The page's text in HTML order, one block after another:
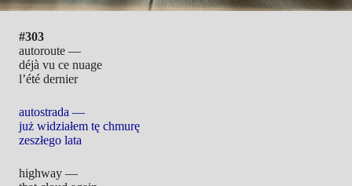
#303
autoroute —
déjà vu ce nuage
l’été dernier
autostrada —
już widziałem tę chmurę
zeszłego lata
highway —